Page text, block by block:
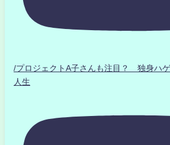
/プロジェクトA子さんも注目？ 独身ハ
人生